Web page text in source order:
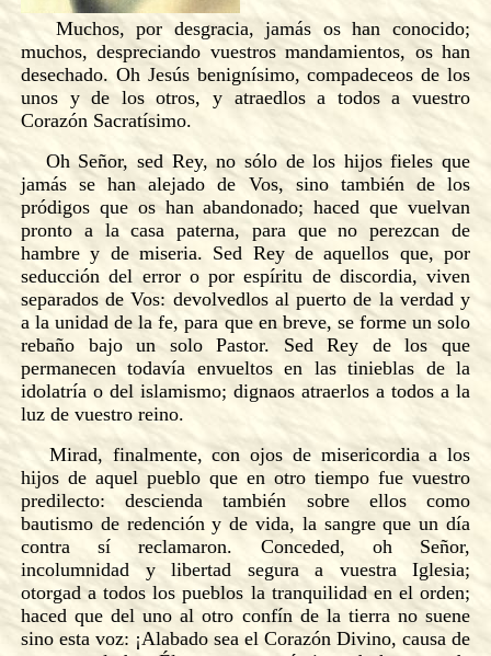
Muchos, por desgracia, jamás os han conocido;
muchos, despreciando vuestros mandamientos, os han
desechado. Oh Jesús benignísimo, compadeceos de los
unos y de los otros, y atraedlos a todos a vuestro
Corazón Sacratísimo.
Oh Señor, sed Rey, no sólo de los hijos fieles que
jamás se han alejado de Vos, sino también de los
pródigos que os han abandonado; haced que vuelvan
pronto a la casa paterna, para que no perezcan de
hambre y de miseria. Sed Rey de aquellos que, por
seducción del error o por espíritu de discordia, viven
separados de Vos: devolvedlos al puerto de la verdad y
a la unidad de la fe, para que en breve, se forme un solo
rebaño bajo un solo Pastor. Sed Rey de los que
permanecen todavía envueltos en las tinieblas de la
idolatría o del islamismo; dignaos atraerlos a todos a la
luz de vuestro reino.
Mirad, finalmente, con ojos de misericordia a los
hijos de aquel pueblo que en otro tiempo fue vuestro
predilecto: descienda también sobre ellos como
bautismo de redención y de vida, la sangre que un día
contra sí reclamaron. Conceded, oh Señor,
incolumnidad y libertad segura a vuestra Iglesia;
otorgad a todos los pueblos la tranquilidad en el orden;
haced que del uno al otro confín de la tierra no suene
sino esta voz: ¡Alabado sea el Corazón Divino, causa de